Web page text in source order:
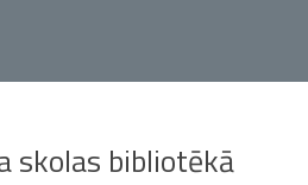
skolas bibliotēkā